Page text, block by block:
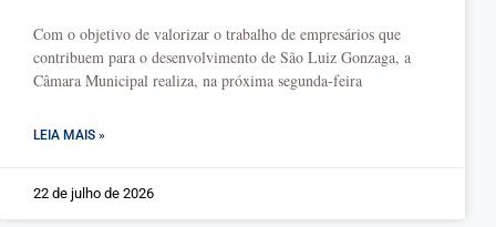
Com o objetivo de valorizar o trabalho de empresários que
contribuem para o desenvolvimento de São Luiz Gonzaga, a
Câmara Municipal realiza, na próxima segunda-feira
LEIA MAIS »
22 de julho de 2026